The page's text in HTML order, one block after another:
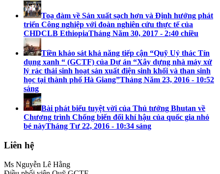
Toạ đàm về Sản xuất sạch hơn và Định hướng phát
triển Công nghiệp với đoàn nghiên cứu thực tế của
CHDCLB EthiopiaTháng Năm 30, 2017 - 2:40 chiều
Tiền khảo sát khả năng tiếp cận “Quỹ Uỷ thác Tín
dụng xanh “ (GCTF) của Dự án “Xây dựng nhà máy xử
lý rác thải sinh hoạt sản xuất điện sinh khối và than sinh
học tại thành phố Hà Giang”Tháng Năm 23, 2016 - 10:52
sáng
Bài phát biểu tuyệt vời của Thủ tướng Bhutan về
Chương trình Chống biến đổi khí hậu của quốc gia nhỏ
bé nàyTháng Tư 22, 2016 - 10:34 sáng
Liên hệ
Ms Nguyễn Lê Hằng